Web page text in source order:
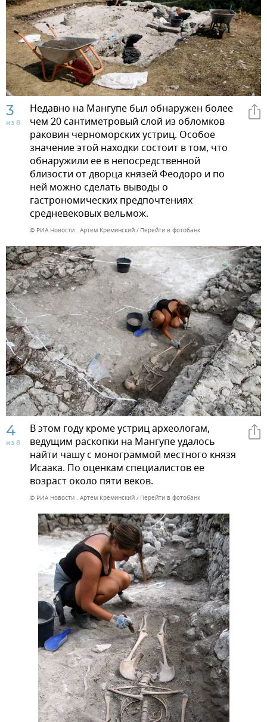
3
из 8
Недавно на Мангупе был обнаружен более
чем 20 сантиметровый слой из обломков
раковин черноморских устриц. Особое
значение этой находки состоит в том, что
обнаружили ее в непосредственной
близости от дворца князей Феодоро и по
ней можно сделать выводы о
гастрономических предпочтениях
средневековых вельмож.
© РИА Новости . Артем Креминский Перейти в фотобанк
4
из 8
В этом году кроме устриц археологам,
ведущим раскопки на Мангупе удалось
найти чашу с монограммой местного князя
Исаака. По оценкам специалистов ее
возраст около пяти веков.
© РИА Новости . Артем Креминский Перейти в фотобанк